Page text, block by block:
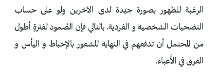
الرغبة للظهور بصورة جيّدة لدى الآخرين ولو على حساب
التضحيات الشخصية و الفردية. بالتالي فإن الصُمود لفترةٍ أطول
من المحتمل أن تدفعهم في النهاية للشعور بالإحباط و اليأس و
الغرق في الأَعباء.